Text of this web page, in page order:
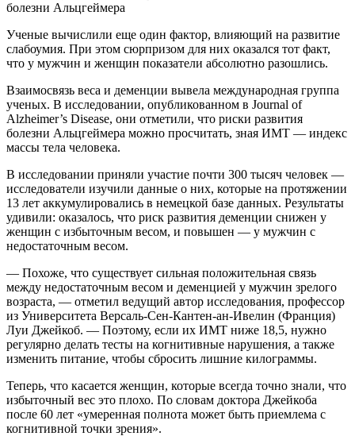
Ученые вычислили еще один фактор, влияющий на развитие
слабоумия. При этом сюрпризом для них оказался тот факт,
что у мужчин и женщин показатели абсолютно разошлись.
Взаимосвязь веса и деменции вывела международная группа
ученых. В исследовании, опубликованном в Journal of
Alzheimer’s Disease, они отметили, что риски развития
болезни Альцгеймера можно просчитать, зная ИМТ — индекс
массы тела человека.
В исследовании приняли участие почти 300 тысяч человек —
исследователи изучили данные о них, которые на протяжении
13 лет аккумулировались в немецкой базе данных. Результаты
удивили: оказалось, что риск развития деменции снижен у
женщин с избыточным весом, и повышен — у мужчин с
недостаточным весом.
— Похоже, что существует сильная положительная связь
между недостаточным весом и деменцией у мужчин зрелого
возраста, — отметил ведущий автор исследования, профессор
из Университета Версаль-Сен-Кантен-ан-Ивелин (Франция)
Луи Джейкоб. — Поэтому, если их ИМТ ниже 18,5, нужно
регулярно делать тесты на когнитивные нарушения, а также
изменить питание, чтобы сбросить лишние килограммы.
Теперь, что касается женщин, которые всегда точно знали, что
избыточный вес это плохо. По словам доктора Джейкоба
после 60 лет «умеренная полнота может быть приемлема с
когнитивной точки зрения».